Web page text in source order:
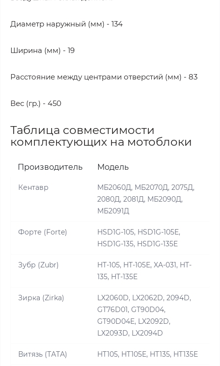
Диаметр наружный (мм) - 134
Ширина (мм) - 19
Расстояние между центрами отверстий (мм) - 83
Вес (гр.) - 450
Таблица совместимости
комплектующих на мотоблоки
Производитель Модель
Кентавр
МБ2060Д, МБ2070Д, 2075Д,
2080Д, 2081Д, МБ2090Д,
МБ2091Д
Форте (Forte)
HSD1G-105, HSD1G-105E,
HSD1G-135, HSD1G-135E
Зубр (Zubr)
HT-105, HT-105E, XA-031, HT-
135, HT-135E
Зирка (Zirka)
LX2060D, LX2062D, 2094D,
GT76D01, GT90D04,
GT90D04E, LX2092D,
LX2093D, LX2094D
Витязь (ТАТА) HT105, HT105E, HT135, HT135E